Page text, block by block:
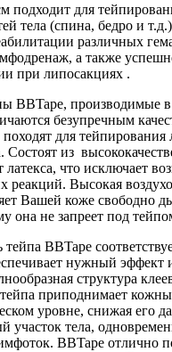
подходит для
тела (спина, бедро и
различных
а также
при липосакциях .
BBTape, производимые в
безупречным
походят для
Состоят из
латекса, что исключает
реакций. Высокая
Вашей коже свободно
она не запреет под
BBTape
нужный эффект
структура
приподнимает
уровне, снижая его
участок тела,
BBTape отлично